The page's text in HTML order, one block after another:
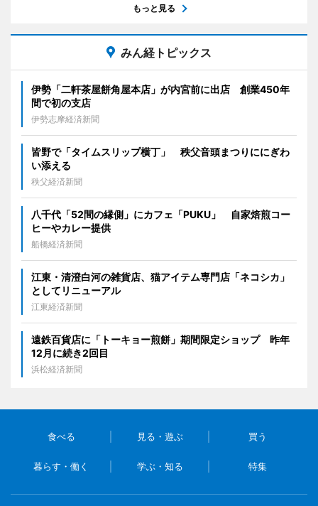
もっと見る
みん経トピックス
伊勢「二軒茶屋餅角屋本店」が内宮前に出店 創業450年
間で初の支店
伊勢志摩経済新聞
皆野で「タイムスリップ横丁」 秩父音頭まつりににぎわ
い添える
秩父経済新聞
八千代「52間の縁側」にカフェ「PUKU」 自家焙煎コー
ヒーやカレー提供
船橋経済新聞
江東・清澄白河の雑貨店、猫アイテム専門店「ネコシカ」
としてリニューアル
江東経済新聞
遠鉄百貨店に「トーキョー煎餅」期間限定ショップ 昨年
12月に続き2回目
浜松経済新聞
食べる 見る・遊ぶ 買う
暮らす・働く 学ぶ・知る 特集